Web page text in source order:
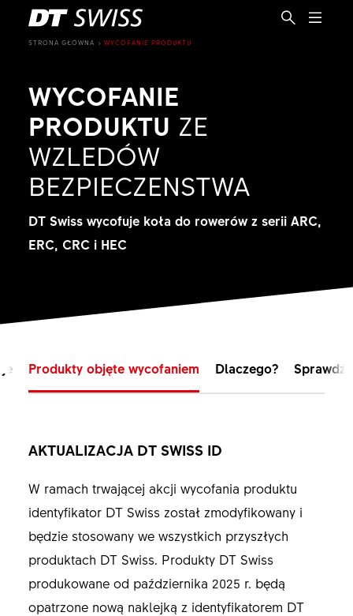
PL
STRONA GŁÓWNA WYCOFANIE PRODUKTU
WYCOFANIE
PRODUKTU ZE
WZLEDÓW
BEZPIECZENSTWA
DT Swiss wycofuje koła do rowerów z serii ARC,
ERC, CRC i HEC
Produkty objęte wycofaniem Dlaczego? Sprawdź
AKTUALIZACJA DT SWISS ID
W ramach trwającej akcji wycofania produktu
identyfikator DT Swiss został zmodyfikowany i
będzie stosowany we wszystkich przyszłych
produktach DT Swiss. Produkty DT Swiss
produkowane od października 2025 r. będą
opatrzone nową naklejką z identyfikatorem DT